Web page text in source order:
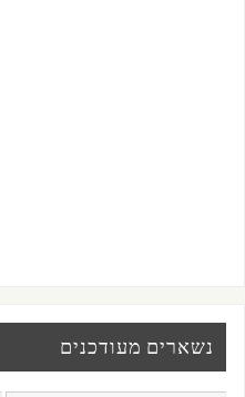
נשארים מעודכנים